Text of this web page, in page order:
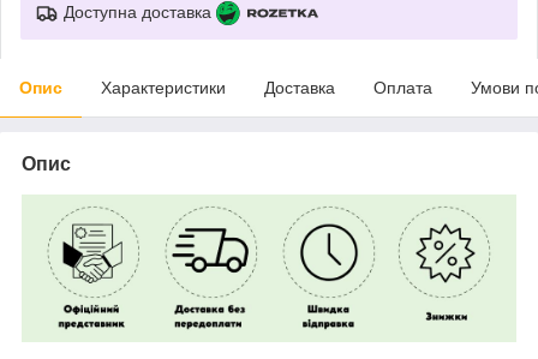
Доступна доставка
Опис Характеристики Доставка Оплата Умови
Опис